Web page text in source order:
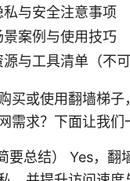
私与安全注意事项
景案例与使用技巧
与工具清单（不
买或使用翻墙梯
需求？下面让我们
总结） Yes，翻